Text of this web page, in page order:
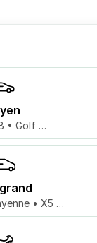
• Golf …
• X5 …